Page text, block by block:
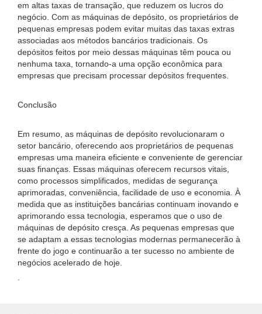
em altas taxas de transação, que reduzem os lucros do
negócio. Com as máquinas de depósito, os proprietários de
pequenas empresas podem evitar muitas das taxas extras
associadas aos métodos bancários tradicionais. Os
depósitos feitos por meio dessas máquinas têm pouca ou
nenhuma taxa, tornando-a uma opção econômica para
empresas que precisam processar depósitos frequentes.
Conclusão
Em resumo, as máquinas de depósito revolucionaram o
setor bancário, oferecendo aos proprietários de pequenas
empresas uma maneira eficiente e conveniente de gerenciar
suas finanças. Essas máquinas oferecem recursos vitais,
como processos simplificados, medidas de segurança
aprimoradas, conveniência, facilidade de uso e economia. À
medida que as instituições bancárias continuam inovando e
aprimorando essa tecnologia, esperamos que o uso de
máquinas de depósito cresça. As pequenas empresas que
se adaptam a essas tecnologias modernas permanecerão à
frente do jogo e continuarão a ter sucesso no ambiente de
negócios acelerado de hoje.